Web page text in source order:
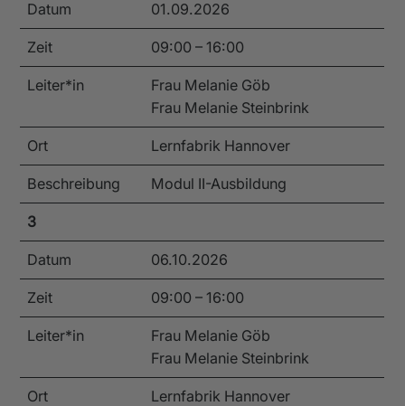
Datum 01.09.2026
Zeit 09:00 – 16:00
Leiter*in
Frau Melanie Göb
Frau Melanie Steinbrink
Ort Lernfabrik Hannover
Beschreibung Modul II-Ausbildung
3
Datum 06.10.2026
Zeit 09:00 – 16:00
Leiter*in
Frau Melanie Göb
Frau Melanie Steinbrink
Ort Lernfabrik Hannover